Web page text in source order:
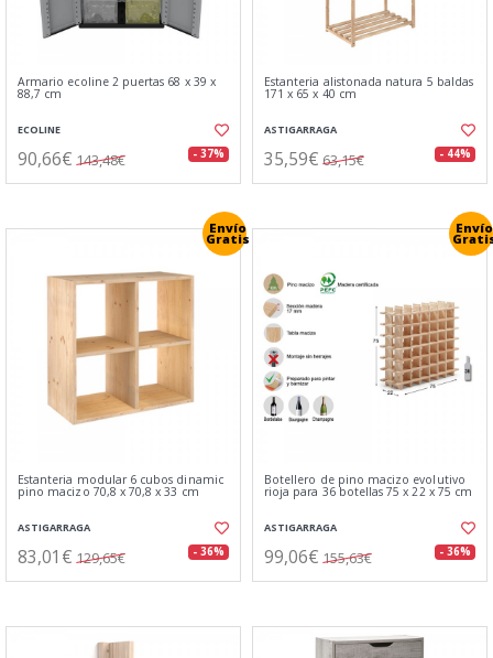
Armario ecoline 2 puertas 68 x 39 x
88,7 cm
ECOLINE
90,66€ 143,48€ - 37%
Estanteria alistonada natura 5 baldas
171 x 65 x 40 cm
ASTIGARRAGA
35,59€ 63,15€ - 44%
Envío
Gratis
Estanteria modular 6 cubos dinamic
pino macizo 70,8 x 70,8 x 33 cm
ASTIGARRAGA
83,01€ 129,65€ - 36%
Envío
Botellero de pino macizo evolutivo
rioja para 36 botellas 75 x 22 x 75 cm
ASTIGARRAGA
99,06€ 155,63€ - 36%